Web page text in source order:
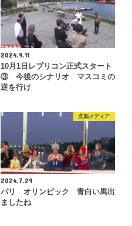
2024.9.11
10月1日レプリコン正式スタート
③ 今後のシナリオ マスコミの
逆を行け
洗脳メディア
2024.7.29
パリ オリンピック 青白い馬出
ましたね